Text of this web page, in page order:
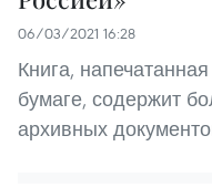
06/03/2021 16:28
Книга,
бумаге, содержит
архивных